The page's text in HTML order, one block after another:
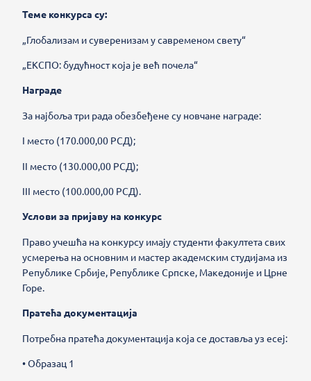
Теме конкурса су:
„Глобализам и суверенизам у савременом свету“
„ЕКСПО: будућност која је већ почела“
Награде
За најбоља три рада обезбеђене су новчане награде:
I место (170.000,00 РСД);
II место (130.000,00 РСД);
III место (100.000,00 РСД).
Услови за пријаву на конкурс
Право учешћа на конкурсу имају студенти факултета свих
усмерења на основним и мастер академским студијама из
Републике Србије, Републике Српске, Македоније и Црне
Горе.
Пратећа документација
Потребна пратећа документација која се доставља уз есеј:
• Образац 1